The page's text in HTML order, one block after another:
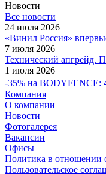
Новости
Все новости
24 июля 2026
«Винил Россия»
7 июля 2026
Технический апгрейд.
1 июля 2026
-35% на BODYFENCE:
Компания
О компании
Новости
Фотогалерея
Вакансии
Офисы
Политика в отношении
Пользовательское